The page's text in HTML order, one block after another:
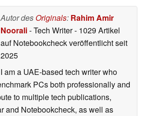
Autor des Originals: Rahim Amir
Noorali- Tech Writer- 1029 Artikel
auf Notebookcheck veröffentlichtseit
2025
I am a UAE-based tech writer who
PCs both professionally and
to multiple tech publications,
and Notebookcheck, as well as